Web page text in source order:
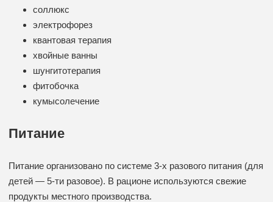
соллюкс
электрофорез
квантовая терапия
хвойные ванны
шунгитотерапия
фитобочка
кумысолечение
Питание
Питание организовано по системе 3-х разового питания (для
детей — 5-ти разовое). В рационе используются свежие
продукты местного производства.